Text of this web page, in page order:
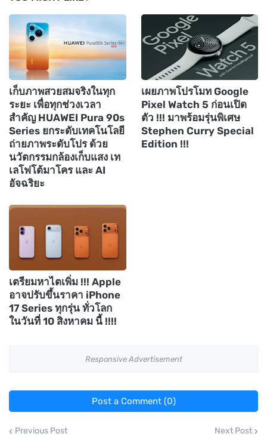
เก็บภาพสวยสมจริงในทุก
ระยะ เพื่อทุกช่วงเวลา
สำคัญ HUAWEI Pura 90s
Series ยกระดับเทคโนโลยี
ถ่ายภาพระดับโปร ด้วย
นวัตกรรมกล้องเก็บแสง เท
เลโฟโต้มาโคร และ AI
อัจฉริยะ
เผยภาพโปรโมท Google
Pixel Watch 5 ก่อนเปิด
ตัว !!! มาพร้อมรุ่นพิเศษ
Stephen Curry Special
Edition !!!
เตรียมหาไตเพิ่ม !!! Apple
อาจปรับขึ้นราคา iPhone
17 Series ทุกรุ่น ทั่วโลก
ในวันที่ 10 สิงหาคม นี้ !!!!
Responsive Advertisement
Post a Comment (0)
Previous Post Next Post